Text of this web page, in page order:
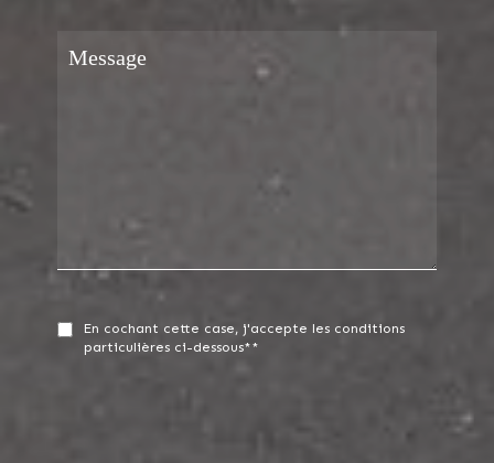
En cochant cette case, j'accepte les conditions
particulières ci-dessous**